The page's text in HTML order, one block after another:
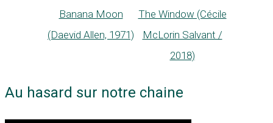
Banana Moon
(Daevid Allen, 1971)
The Window (Cécile
McLorin Salvant /
2018)
Au hasard sur notre chaine